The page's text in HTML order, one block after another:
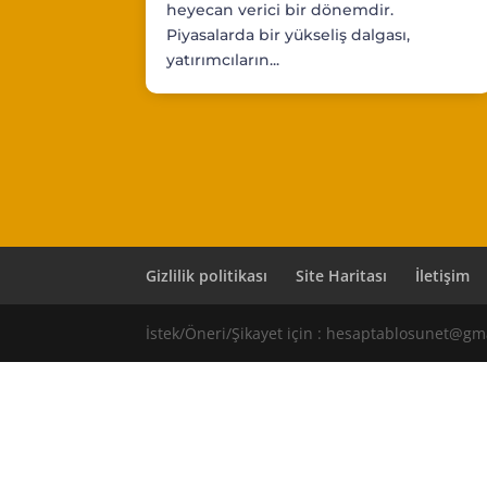
heyecan verici bir dönemdir.
Piyasalarda bir yükseliş dalgası,
yatırımcıların...
Gizlilik politikası Site Haritası İletişim
İstek/Öneri/Şikayet için :